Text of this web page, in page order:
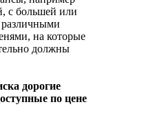
с большей или
различными
на которые
должны
дорогие
по цене